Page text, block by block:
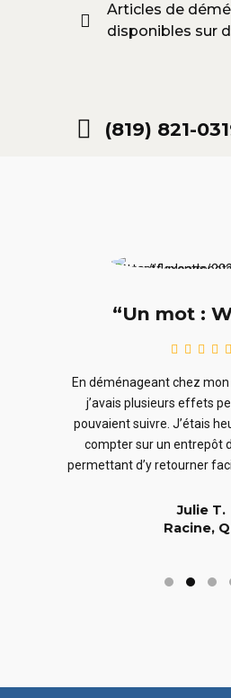
Articles de
disponibles sur
(819) 821-
“Un mot :
En déménageant chez
j’avais plusieurs effets
pouvaient suivre. J’étais
compter sur un entrepôt
permettant d’y retourner
Julie T.
Racine,